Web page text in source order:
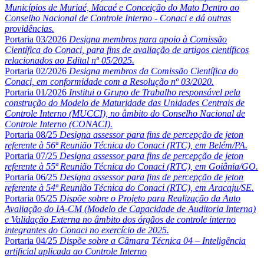
Municípios de Muriaé, Macaé e Conceição do Mato Dentro ao
Conselho Nacional de Controle Interno - Conaci e dá outras
providências.
Portaria 03/2026 Designa membros para apoio à Comissão
Científica do Conaci, para fins de avaliação de artigos científicos
relacionados ao Edital nº 05/2025.
Portaria 02/2026 Designa membros da Comissão Científica do
Conaci, em conformidade com a Resolução nº 03/2020.
Portaria 01/2026 Institui o Grupo de Trabalho responsável pela
construção do Modelo de Maturidade das Unidades Centrais de
Controle Interno (MUCCI), no âmbito do Conselho Nacional de
Controle Interno (CONACI).
Portaria 08/25 Designa assessor para fins de percepção de jeton
referente à 56ª Reunião Técnica do Conaci (RTC), em Belém/PA.
Portaria 07/25 Designa assessor para fins de percepção de jeton
referente à 55ª Reunião Técnica do Conaci (RTC), em Goiânia/GO.
Portaria 06/25 Designa assessor para fins de percepção de jeton
referente à 54ª Reunião Técnica do Conaci (RTC), em Aracaju/SE.
Portaria 05/25 Dispõe sobre o Projeto para Realização da Auto
Avaliação do IA-CM (Modelo de Capacidade de Auditoria Interna)
e Validação Externa no âmbito dos órgãos de controle interno
integrantes do Conaci no exercício de 2025.
Portaria 04/25 Dispõe sobre a Câmara Técnica 04 – Inteligência
artificial aplicada ao Controle Interno